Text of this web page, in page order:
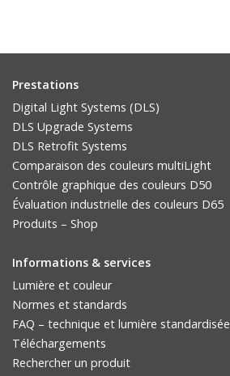
Prestations
Digital Light Systems (DLS)
DLS Upgrade Systems
DLS Retrofit Systems
Comparaison des couleurs multiLight
Contrôle graphique des couleurs D50
Évaluation industrielle des couleurs D65
Produits – Shop
Informations & services
Lumière et couleur
Normes et standards
FAQ – technique et lumière standardisée
Téléchargements
Rechercher un produit